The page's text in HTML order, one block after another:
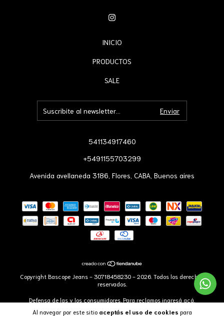
Al navegar por este sitio aceptás el uso de cookies para
INICIO
PRODUCTOS
SALE
541134917460
+5491155703299
Avenida avellaneda 3186, Flores, CABA, Buenos aires
Copyright Bascope Jeans - 30718458230 - 2026. Todos los derechos
reservados.
Defensa de las y los consumidores. Para reclamos ingresá acá.
Botón de arrepentimiento